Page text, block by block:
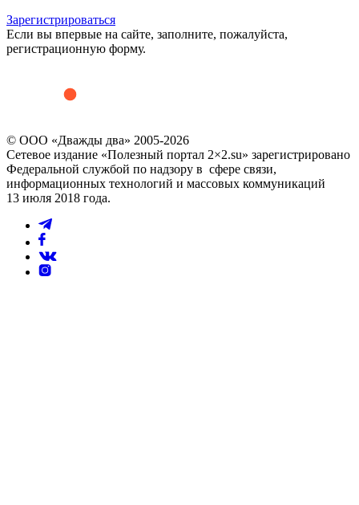
Зарегистрироваться
Если вы впервые на сайте, заполните, пожалуйста,
регистрационную форму.
© ООО «Дважды два» 2005-2026
Сетевое издание «Полезный портал 2×2.su» зарегистрировано
Федеральной службой по надзору в сфере связи,
информационных технологий и массовых коммуникаций
13 июля 2018 года.